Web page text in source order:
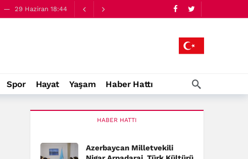
Spor Hayat Yaşam Haber Hattı
HABER HATTI
Azerbaycan Milletvekili